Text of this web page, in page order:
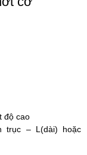
độ cao
trục – L(dài) hoặc